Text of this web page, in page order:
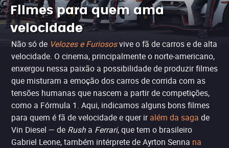
Filmes para quem ama
velocidade
Não só de Velozes e Furiososvive o fã de carros e de alta
velocidade. O cinema, principalmente o norte-americano,
enxergou nessa paixão a possibilidade de produzir filmes
que misturam a emoção dos carros de corrida com as
tensões humanas que nascem a partir de competições,
como a Fórmula 1. Aqui, indicamos alguns bons filmes
para quem é fã de velocidade e quer ir além da saga de
Vin Diesel — de Rush a Ferrari, que tem o brasileiro
Gabriel Leone, também intérprete de Ayrton Senna na